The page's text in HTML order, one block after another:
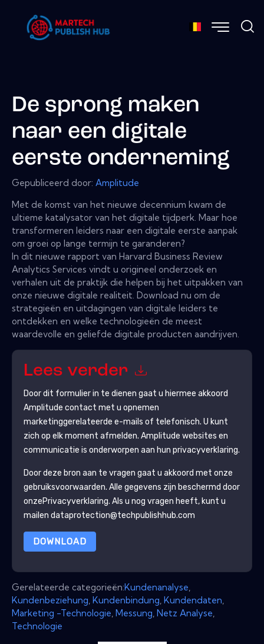
De sprong maken
naar een digitale
eerste onderneming
Gepubliceerd door: Amplitude
Met de komst van het nieuwe decennium kwam de
ultieme katalysator van het digitale tijdperk. Maar hoe
transformeren leiders naar een digitale eerste aanpak
om groei op lange termijn te garanderen?
In dit nieuwe rapport van Harvard Business Review
Analytics Services vindt u origineel onderzoek en
verhalen uit de praktijk die helpen bij het uitpakken van
onze nieuwe digitale realiteit. Download nu om de
strategieën en uitdagingen van digitale leiders te
ontdekken en welke technologieën de meest
waardevolle en geliefde digitale producten aandrijven.
Lees verder
Door dit formulier in te dienen gaat u hiermee akkoord
Amplitude contact met u opnemen
marketinggerelateerde e-mails of telefonisch. U kunt
zich op elk moment afmelden. Amplitude websites en
communicatie is onderworpen aan hun privacyverklaring.
Door deze bron aan te vragen gaat u akkoord met onze
gebruiksvoorwaarden. Alle gegevens zijn beschermd door
onzePrivacyverklaring. Als u nog vragen heeft, kunt u
mailen dataprotection@techpublishhub.com
DOWNLOAD
Gerelateerde categorieën:Kundenanalyse
Kundenbeziehung Kundenbindung Kundendaten
Marketing -Technologie Messung Netz Analyse
Technologie